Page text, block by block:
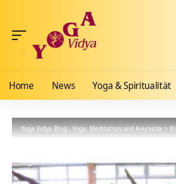
Home News Yoga & Spiritualität
Yoga Vidya Blog - Yoga, Meditation und Ayurveda>